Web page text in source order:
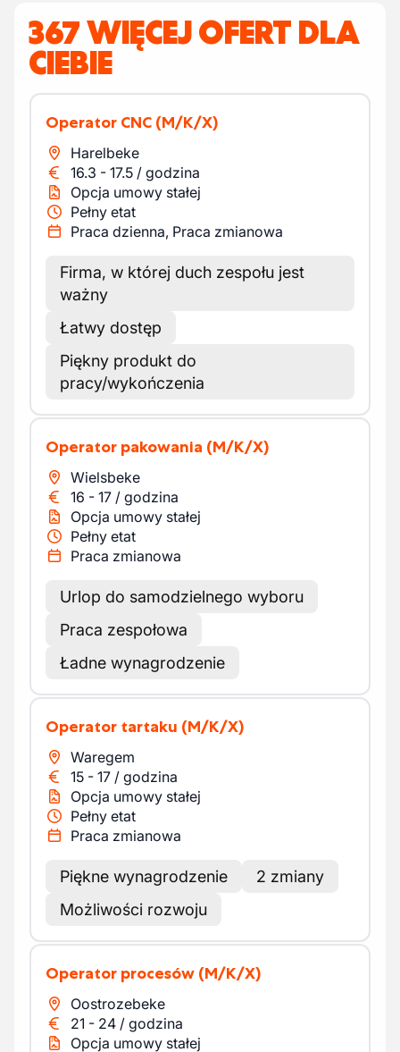
367 WIĘCEJ OFERT DLA
CIEBIE
Operator CNC (M/K/X)
Harelbeke
16.3 - 17.5 / godzina
Opcja umowy stałej
Pełny etat
Praca dzienna, Praca zmianowa
Firma, w której duch zespołu jest
ważny
Łatwy dostęp
Piękny produkt do
pracy/wykończenia
Operator pakowania (M/K/X)
Wielsbeke
16 - 17 / godzina
Opcja umowy stałej
Pełny etat
Praca zmianowa
Urlop do samodzielnego wyboru
Praca zespołowa
Ładne wynagrodzenie
Operator tartaku (M/K/X)
Waregem
15 - 17 / godzina
Opcja umowy stałej
Pełny etat
Praca zmianowa
Piękne wynagrodzenie
2 zmiany
Możliwości rozwoju
Operator procesów (M/K/X)
Oostrozebeke
21 - 24 / godzina
Opcja umowy stałej